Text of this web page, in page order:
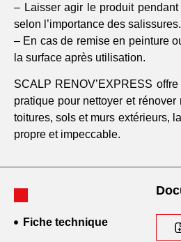
– Laisser agir le produit
selon l’importance des salissures.
– En cas de remise en peinture
la surface après utilisation.
SCALP RENOV’EXPRESS
pratique pour nettoyer et
toitures, sols et murs extérieurs,
propre et impeccable.
Fiche technique